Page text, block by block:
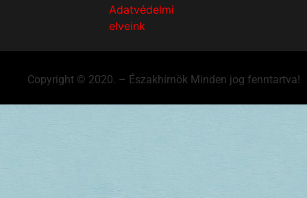
Adatvédelmi
elveink
Copyright © 2020. – Északhírnök Minden jog fenntartva!